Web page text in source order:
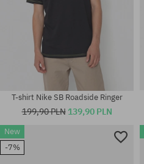
Dostępne rozmiary:
41; 42; 43; 44; 44.5; 45.5
T-shirt Nike SB Roadside Ringer
199,90 PLN 139,90 PLN
New
-7%